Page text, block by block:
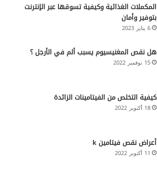
المكملات الغذائية وكيفية تسوقها عبر الإنترنت
بتوفير وأمان
6 يناير 2023
هل نقص المغنيسيوم يسبب ألم في الأرجل ؟
15 نوفمبر 2022
كيفية التخلص من الفيتامينات الزائدة
18 أكتوبر 2022
أعراض نقص فيتامين k
11 أكتوبر 2022